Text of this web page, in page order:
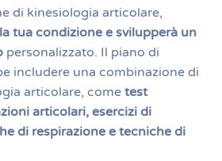
di kinesiologia articolare,
tua condizione e svilupperà un
personalizzato. Il piano di
includere una combinazione di
articolare, come test
articolari, esercizi di
di respirazione e tecniche di